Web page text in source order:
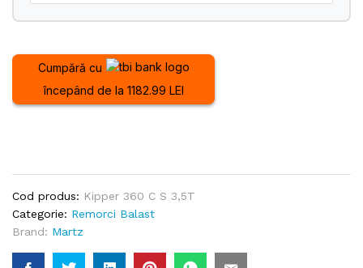
Cumpără cu
începând de la 1182.99 LEI
Cod produs: Kipper 360 C S 3,5T
Categorie: Remorci Balast
Brand: Martz